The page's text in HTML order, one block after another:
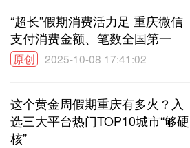
“超长”假期消费活力足 重庆微信
支付消费金额、笔数全国第一
原创 2025-10-08 17:41:02
这个黄金周假期重庆有多火？入
选三大平台热门TOP10城市“够硬
核”